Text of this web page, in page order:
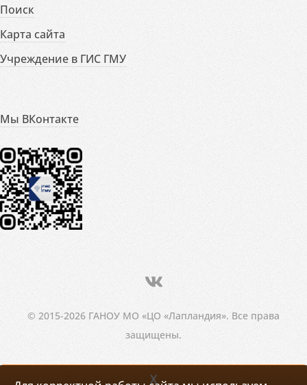
Поиск
Карта сайта
Учреждение в ГИС ГМУ
Мы ВКонтакте
© 2015-2026 ГАНОУ МО «ЦО «Лапландия». Все права
защищены.
X